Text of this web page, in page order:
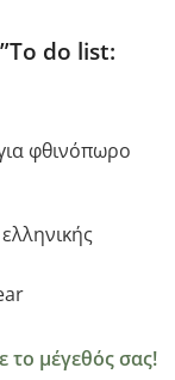
do list:
φθινόπωρο
το μέγεθός σας!